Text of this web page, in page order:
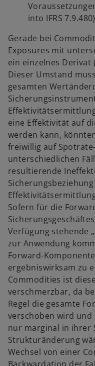
into IFRS
Gerade bei
Exposures mit
ein einzelnes
Dieser Umstand
gesamten
eine Effektivität auf
werden kann,
freiwillig auf
unterschiedlichen
resultierende
Sofern für die
Verfügung stehende
zur Anwendung
Forward-
ergebniswirksam zu
Commodities ist
verschmerzbar, da
Regel die gesamte
verschoben wird
nur marginal in ihrer
Strukturänderung
Wechsel von einer